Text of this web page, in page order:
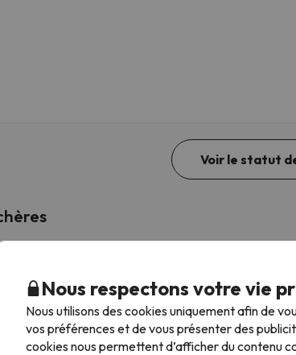
Voir le statut
Nous respectons votre vie
Nous utilisons des cookies uniquement afin de
vos préférences et de vous présenter des
cookies nous permettent d’afficher du contenu